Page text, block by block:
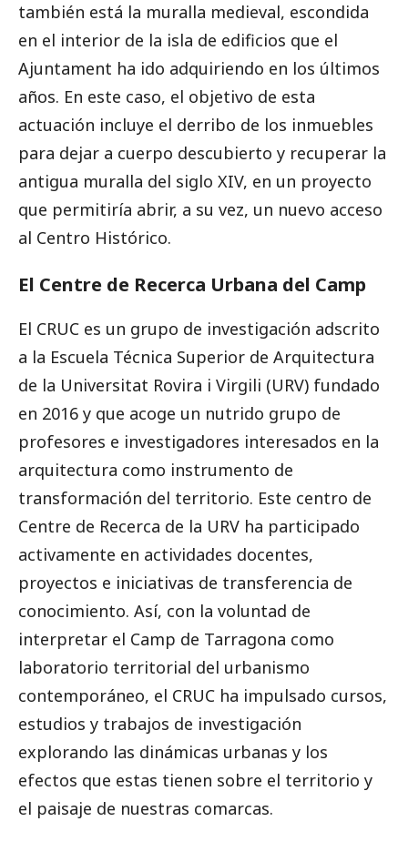
también está la muralla medieval, escondida
en el interior de la isla de edificios que el
Ajuntament ha ido adquiriendo en los últimos
años. En este caso, el objetivo de esta
actuación incluye el derribo de los inmuebles
para dejar a cuerpo descubierto y recuperar la
antigua muralla del siglo XIV, en un proyecto
que permitiría abrir, a su vez, un nuevo acceso
al Centro Histórico.
El Centre de Recerca Urbana del Camp
El CRUC es un grupo de investigación adscrito
a la Escuela Técnica Superior de Arquitectura
de la Universitat Rovira i Virgili (URV) fundado
en 2016 y que acoge un nutrido grupo de
profesores e investigadores interesados en la
arquitectura como instrumento de
transformación del territorio. Este centro de
Centre de Recerca de la URV ha participado
activamente en actividades docentes,
proyectos e iniciativas de transferencia de
conocimiento. Así, con la voluntad de
interpretar el Camp de Tarragona como
laboratorio territorial del urbanismo
contemporáneo, el CRUC ha impulsado cursos,
estudios y trabajos de investigación
explorando las dinámicas urbanas y los
efectos que estas tienen sobre el territorio y
el paisaje de nuestras comarcas.